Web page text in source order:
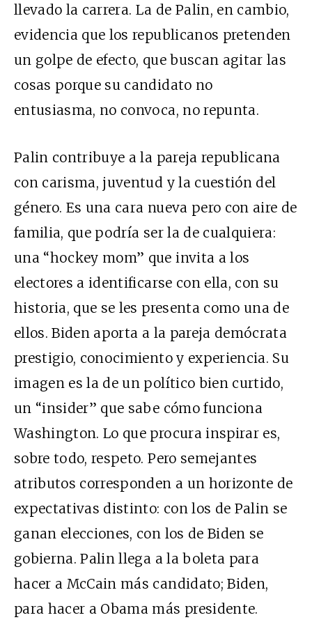
llevado la carrera. La de Palin, en cambio,
evidencia que los republicanos pretenden
un golpe de efecto, que buscan agitar las
cosas porque su candidato no
entusiasma, no convoca, no repunta.
Palin contribuye a la pareja republicana
con carisma, juventud y la cuestión del
género. Es una cara nueva pero con aire de
familia, que podría ser la de cualquiera:
una “hockey mom” que invita a los
electores a identificarse con ella, con su
historia, que se les presenta como una de
ellos. Biden aporta a la pareja demócrata
prestigio, conocimiento y experiencia. Su
imagen es la de un político bien curtido,
un “insider” que sabe cómo funciona
Washington. Lo que procura inspirar es,
sobre todo, respeto. Pero semejantes
atributos corresponden a un horizonte de
expectativas distinto: con los de Palin se
ganan elecciones, con los de Biden se
gobierna. Palin llega a la boleta para
hacer a McCain más candidato; Biden,
para hacer a Obama más presidente.